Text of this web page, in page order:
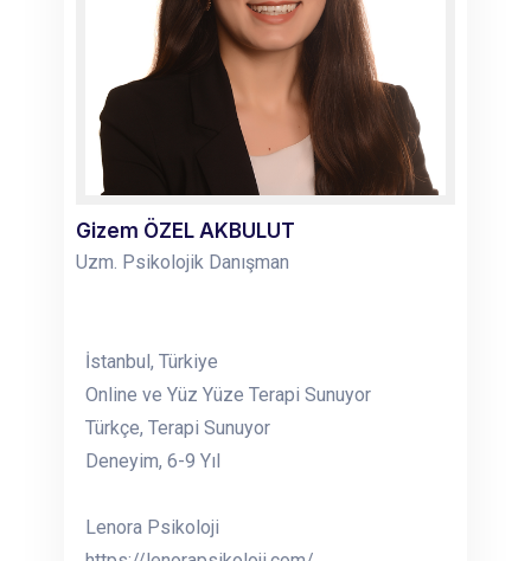
Gizem ÖZEL AKBULUT
Uzm. Psikolojik Danışman
İstanbul, Türkiye
Online ve Yüz Yüze Terapi Sunuyor
Türkçe, Terapi Sunuyor
Deneyim, 6-9 Yıl
Lenora Psikoloji